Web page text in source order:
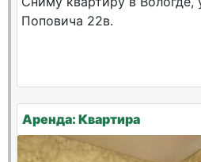
Поповича 22в.
Аренда: Квартира